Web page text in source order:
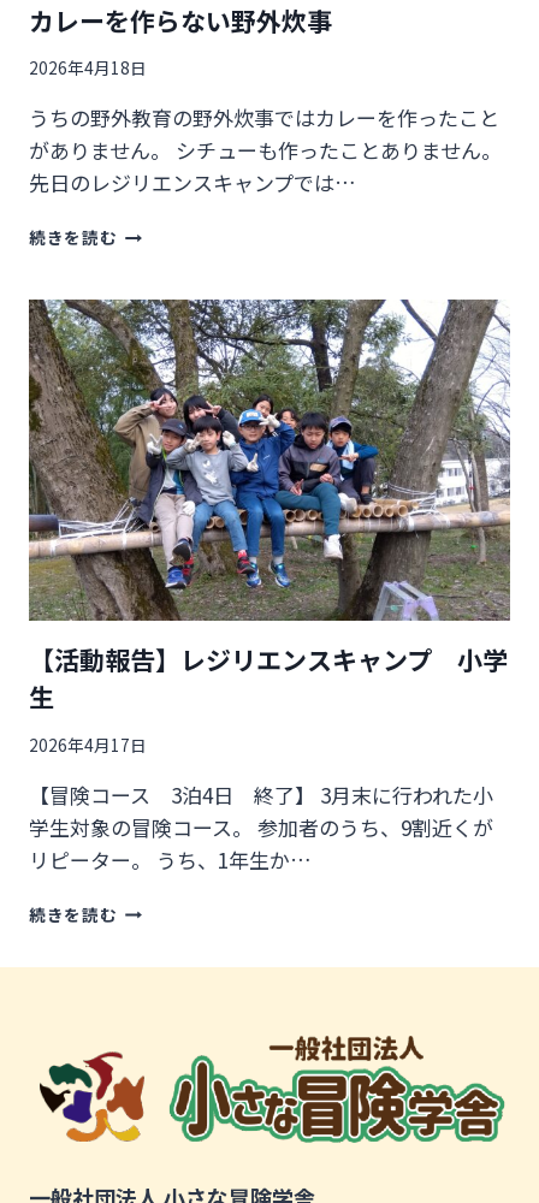
カレーを作らない野外炊事
2026年4月18日
うちの野外教育の野外炊事ではカレーを作ったこと
がありません。 シチューも作ったことありません。
先日のレジリエンスキャンプでは…
続きを読む
を
作
ら
な
い
野
外
炊
事
【活動報告】レジリエンスキャンプ 小学
生
2026年4月17日
【冒険コース 3泊4日 終了】 3月末に行われた小
学生対象の冒険コース。 参加者のうち、9割近くが
リピーター。 うち、1年生か…
続きを読む 【活
リ
エ
ン
ス
ャ
一般社団法人 小さな冒険学舎